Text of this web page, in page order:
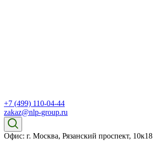
+7 (499) 110-04-44
zakaz@nlp-group.ru
Офис: г. Москва, Рязанский проспект, 10к18